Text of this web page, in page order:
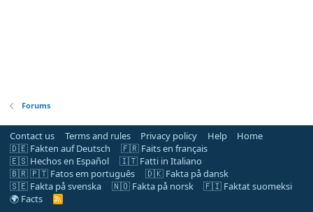
Forums
Contact us Terms and rules Privacy policy Help
Home
🇩🇪 Fakten auf Deutsch
🇫🇷 Faits en français
🇪🇸 Hechos en Español
🇮🇹 Fatti in Italiano
🇧🇷 🇵🇹 Fatos em português
🇩🇰 Fakta på dansk
🇸🇪 Fakta på svenska
🇳🇴 Fakta på norsk
🇫🇮 Faktat suomeksi
🌍 Facts
R